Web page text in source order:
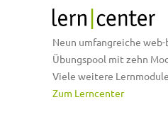
Neun umfangreiche web-
Übungspool mit zehn
Viele weitere Lernmodule
Zum Lerncenter